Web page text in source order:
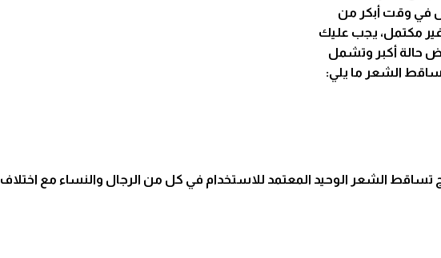
في وقت أبكر من
غير مكتمل، يجب عليك
حالة أكبر وتشمل
الشعر ما يلي:
تساقط الشعر الوحيد المعتمد للاستخدام في كل من الرجال والنساء مع اختلاف